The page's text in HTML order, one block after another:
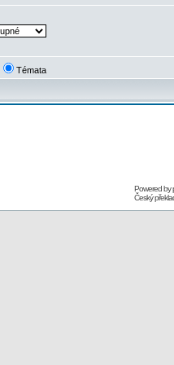
Témata
Powered by
Český